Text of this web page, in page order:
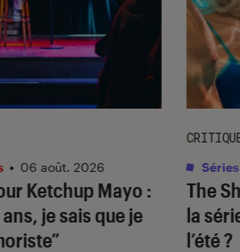
Ketchup Mayo :
je sais que je
• 06 août. 2026
The
la
l’été ?
Séries